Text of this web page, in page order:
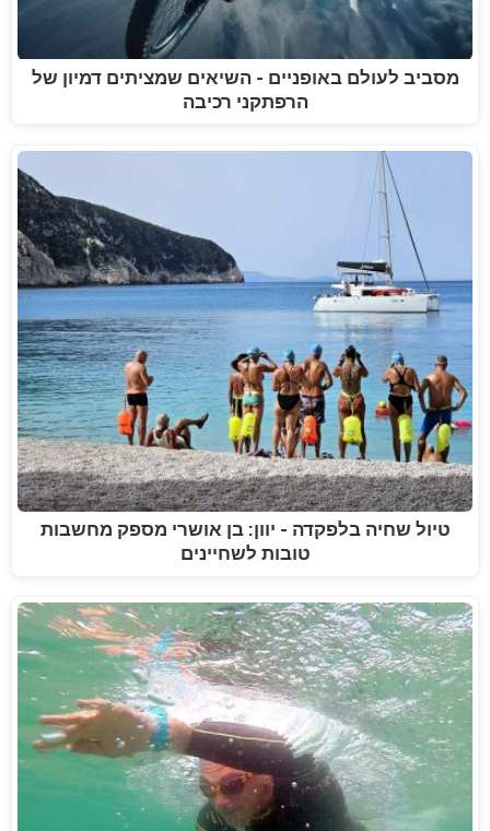
מסביב לעולם באופניים - השיאים שמציתים דמיון של
הרפתקני רכיבה
טיול שחיה בלפקדה - יוון: בן אושרי מספק מחשבות
טובות לשחיינים